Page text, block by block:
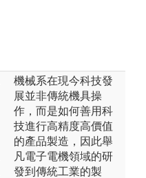
機械系在現今科技發
展並非傳統機具操
作，而是如何善用科
技進行高精度高價值
的產品製造，因此舉
凡電子電機領域的研
發到傳統工業的製